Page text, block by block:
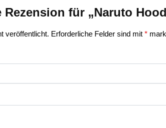
Rezension für „Naruto
veröffentlicht. Erforderliche Felder sind mit *